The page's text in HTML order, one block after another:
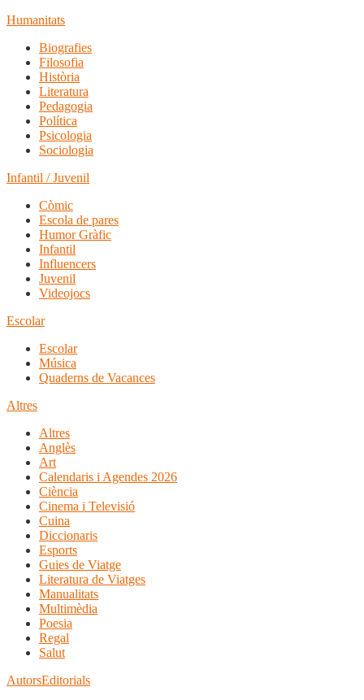
Humanitats
Biografies
Filosofia
Història
Literatura
Pedagogia
Política
Psicologia
Sociologia
Infantil / Juvenil
Còmic
Escola de pares
Humor Gràfic
Infantil
Influencers
Juvenil
Videojocs
Escolar
Escolar
Música
Quaderns de Vacances
Altres
Altres
Anglès
Art
Calendaris i Agendes 2026
Ciència
Cinema i Televisió
Cuina
Diccionaris
Esports
Guies de Viatge
Literatura de Viatges
Manualitats
Multimèdia
Poesia
Regal
Salut
AutorsEditorials